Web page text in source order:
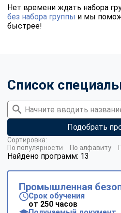
Нет времени ждать набора
без набора группы и мы
быстрее!
Список
Подобрать
Найдено программ: 13
Сортировка:
По популярности
По алфавиту
Промышленная
Срок обучения
от 250 часов